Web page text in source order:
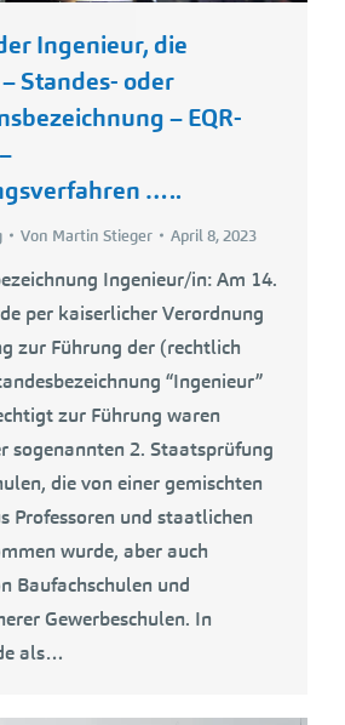
Ingenieur, die
Standes- oder
– EQR-
…..
Von Martin Stieger April 8, 2023
Ingenieur/in: Am 14.
per kaiserlicher Verordnung
zur Führung der (rechtlich
“Ingenieur”
zur Führung waren
sogenannten 2. Staatsprüfung
die von einer gemischten
Professoren und staatlichen
wurde, aber auch
Baufachschulen und
Gewerbeschulen. In
als…